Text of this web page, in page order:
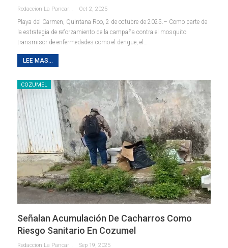
Redaccion La Pancarta De Quintana Roo Oct 2, 2025
Playa del Carmen, Quintana Roo, 2 de octubre de 2025.– Como parte de
la estrategia de reforzamiento de la campaña contra el mosquito
transmisor de enfermedades como el dengue, el
LEE MAS...
COZUMEL
Señalan Acumulación De Cacharros Como
Riesgo Sanitario En Cozumel
Redaccion La Pancarta De Quintana Roo Sep 19, 2025